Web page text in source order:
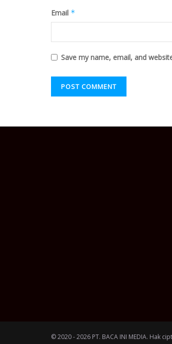
Email *
Save my name, email, and
© 2020 - 2026 PT. BACA INI MEDIA. Hak